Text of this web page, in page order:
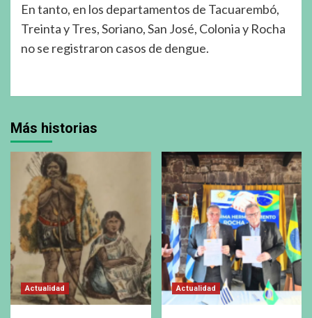
En tanto, en los departamentos de Tacuarembó,
Treinta y Tres, Soriano, San José, Colonia y Rocha
no se registraron casos de dengue.
Más historias
Actualidad Actualidad